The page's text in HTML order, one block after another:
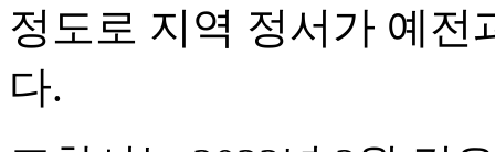
정도로 지역 정서가 예전
다.